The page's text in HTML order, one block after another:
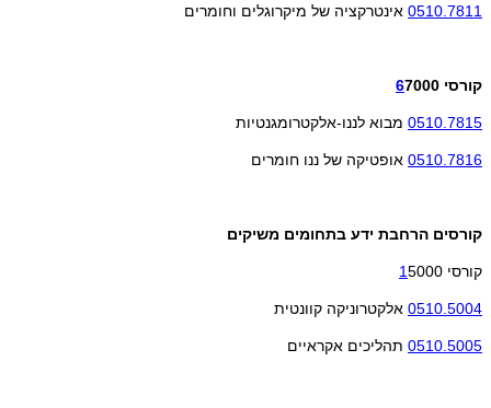
0510.7811 אינטרקציה של מיקרוגלים וחומרים
קורסי 7000
6
0510.7815 מבוא לננו-אלקטרומגנטיות
0510.7816 אופטיקה של ננו חומרים
קורסים הרחבת ידע בתחומים משיקים
קורסי 5000
1
0510.5004 אלקטרוניקה קוונטית
0510.5005 תהליכים אקראיים